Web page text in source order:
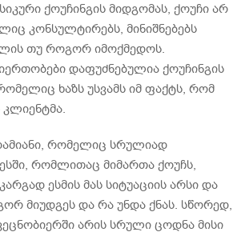
ქოუჩინგის მიდგომას, ქოუჩი არ
კონსულტირებს, მინიშნებებს
თუ როგორ იმოქმედოს.
დაფუძნებულია ქოუჩინგის
ხაზს უსვამს იმ ფაქტს, რომ
რომელიც სრულიად
რომლითაც მიმართა ქოუჩს,
ესმის მას სიტუაციის არსი და
მიუდგეს და რა უნდა ქნას. სწორედ,
არის სრული ცოდნა მისი